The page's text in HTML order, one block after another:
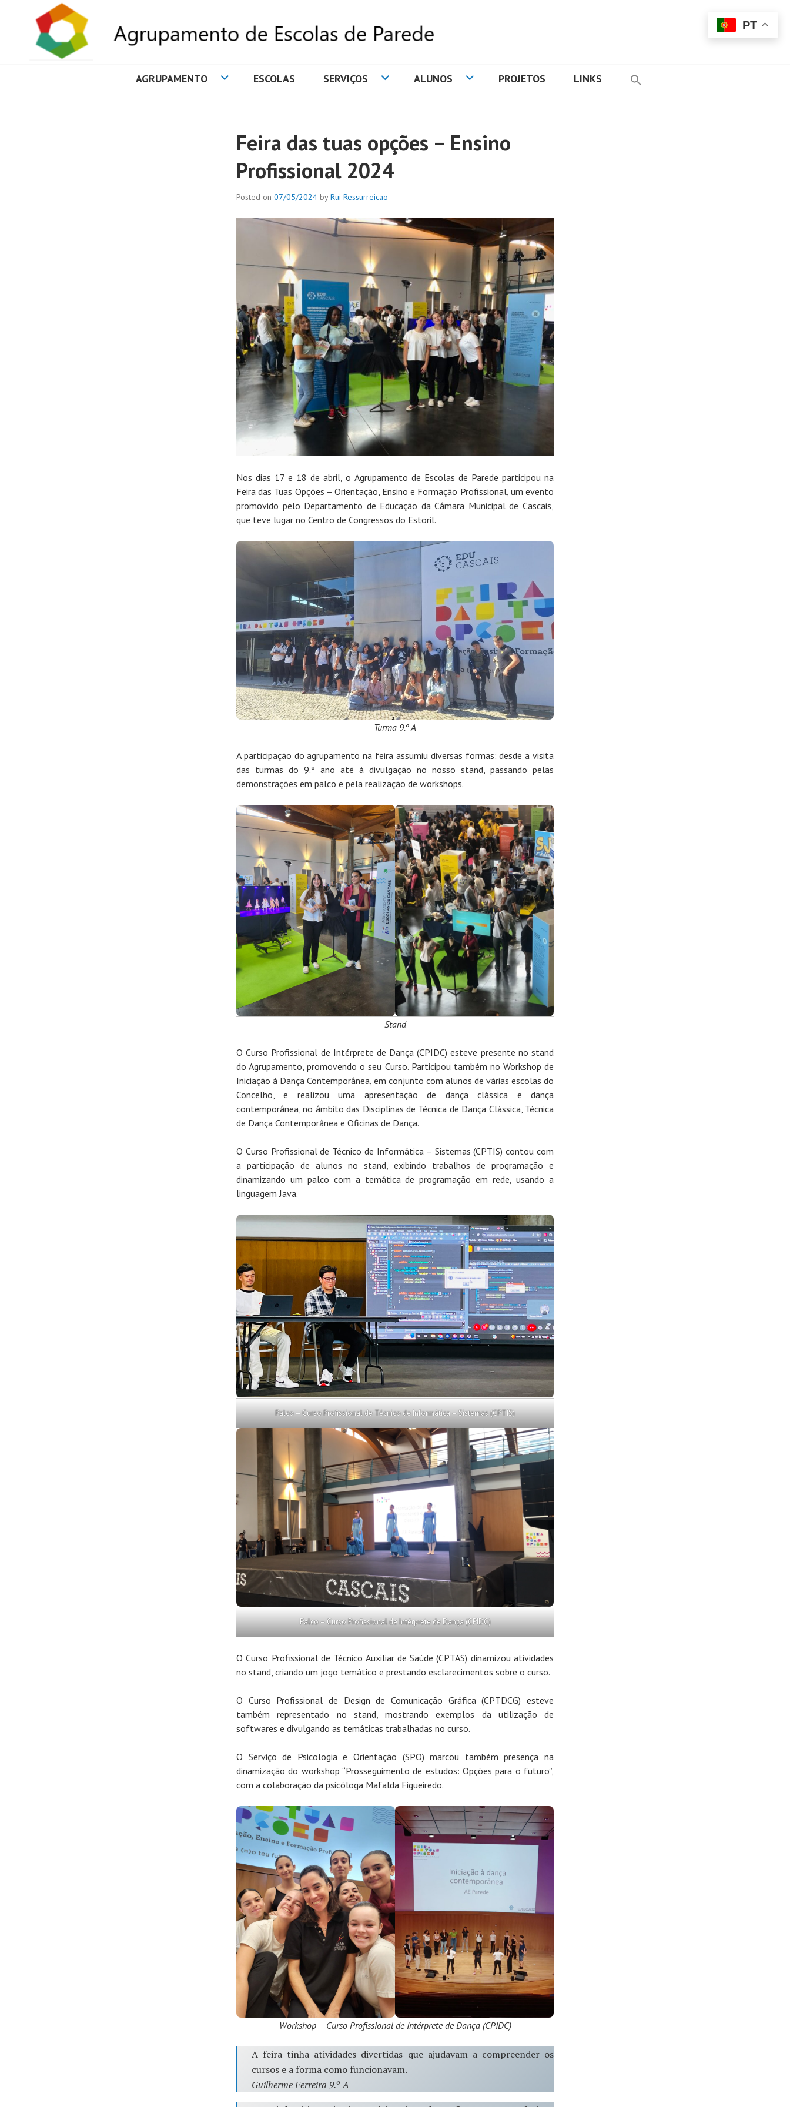
AGRUPAMENTO ESCOLAS SERVIÇOS ALUNOS PROJETOS LINKS
Feira das tuas opções – Ensino
Profissional 2024
Posted on 07/05/2024 byRui Ressurreicao
Nos dias 17 e 18 de abril, o Agrupamento de Escolas de Parede participou na
Feira das Tuas Opções – Orientação, Ensino e Formação Profissional, um evento
promovido pelo Departamento de Educação da Câmara Municipal de Cascais,
que teve lugar no Centro de Congressos do Estoril.
Turma 9.º A
A participação do agrupamento na feira assumiu diversas formas: desde a visita
das turmas do 9.º ano até à divulgação no nosso stand, passando pelas
demonstrações em palco e pela realização de workshops.
Stand
O Curso Profissional de Intérprete de Dança (CPIDC) esteve presente no stand
do Agrupamento, promovendo o seu Curso. Participou também no Workshop de
Iniciação à Dança Contemporânea, em conjunto com alunos de várias escolas do
Concelho, e realizou uma apresentação de dança clássica e dança
contemporânea, no âmbito das Disciplinas de Técnica de Dança Clássica, Técnica
de Dança Contemporânea e Oficinas de Dança.
O Curso Profissional de Técnico de Informática – Sistemas (CPTIS) contou com
a participação de alunos no stand, exibindo trabalhos de programação e
dinamizando um palco com a temática de programação em rede, usando a
linguagem Java.
Palco – Curso Profissional de Técnico de Informática – Sistemas (CPTIS)
Palco – Curso Profissional de Intérprete de Dança (CPIDC)
O Curso Profissional de Técnico Auxiliar de Saúde (CPTAS) dinamizou atividades
no stand, criando um jogo temático e prestando esclarecimentos sobre o curso.
O Curso Profissional de Design de Comunicação Gráfica (CPTDCG) esteve
também representado no stand, mostrando exemplos da utilização de
softwares e divulgando as temáticas trabalhadas no curso.
O Serviço de Psicologia e Orientação (SPO) marcou também presença na
dinamização do workshop “Prosseguimento de estudos: Opções para o futuro”,
com a colaboração da psicóloga Mafalda Figueiredo.
Workshop – Curso Profissional de Intérprete de Dança (CPIDC)
A feira tinha atividades divertidas que ajudavam a compreender os
cursos e a forma como funcionavam.
Guilherme Ferreira 9.º A
PT